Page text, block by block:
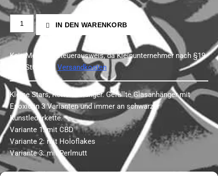
IN DEN WARENKORB
Kein Mehrwertsteuerausweis, da Kleinunternehmer nach §19
(1) UStG.
zzgl.Versandkosten
Kleine Stars, Kettenanhänger. Gefüllte Glasanhänger mit
Epoxid in 3 Varianten und immer an schwarzer
Kunstlederkette.
Variante 1: mit CBD
Variante 2: mit Holoflakes
Variante 3: mit Perlmutt